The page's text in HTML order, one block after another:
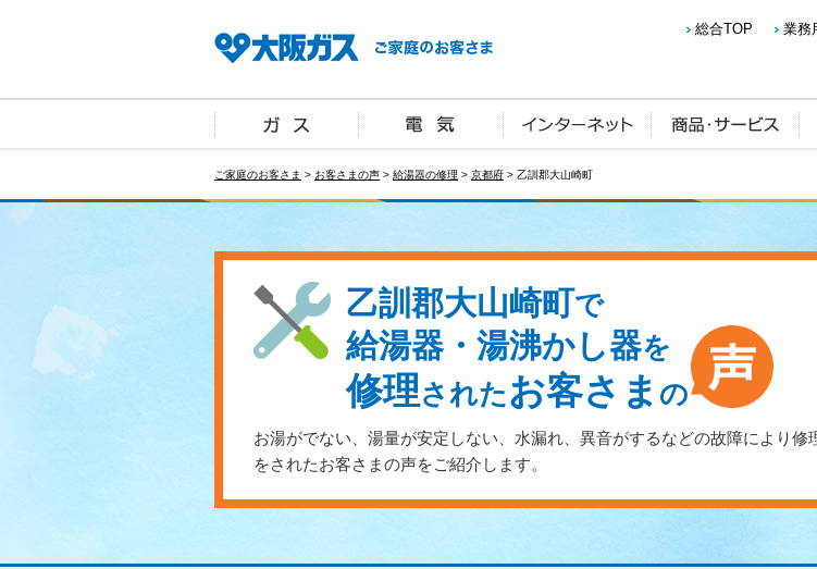
総合TOP 業務
ご家庭のお客さま > お客さまの声 > 給湯器の修理 > 京都府 > 乙訓郡大山崎町
乙訓郡大山崎町で
給湯器・湯沸かし器を
修理されたお客さま の
お湯がでない、湯量が安定しない、水漏れ、異音がするなどの故障により修
をされたお客さまの声をご紹介します。